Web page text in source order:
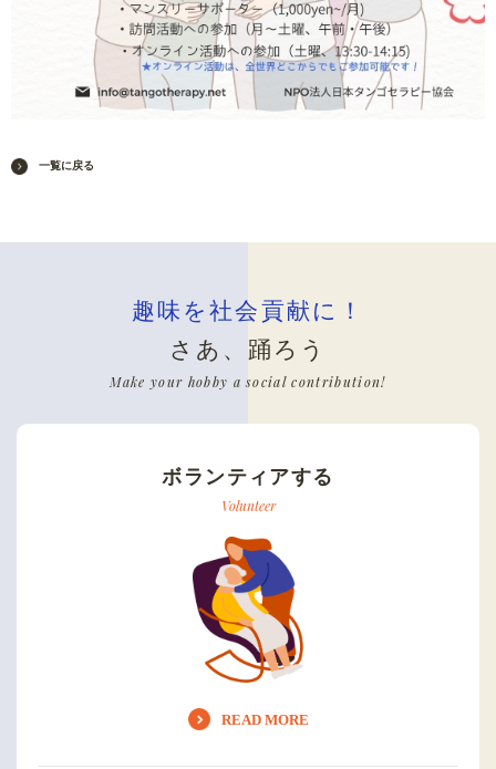
一覧に戻る
趣味を社会貢献に！
さあ、踊ろう
Make your hobby a social contribution!
ボランティアする
Volunteer
READ MORE